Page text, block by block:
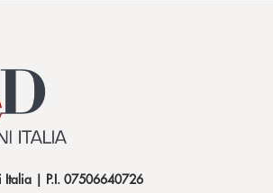
Italia | P.I. 07506640726